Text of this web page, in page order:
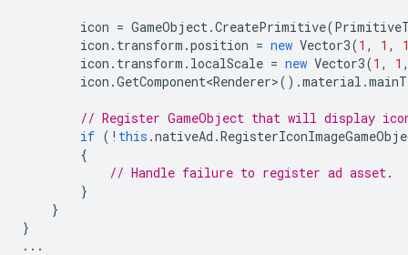
icon = GameObject.CreatePrimitive(
icon . transform .position = new Vector3(1 , 1 ,
icon . transform . localScale = new Vector3(1 , 1
icon .GetComponent<Renderer>().material .
// Register GameObject that will display
if ( ! this .nativeAd .
{
// Handle failure to register ad asset.
}
}
}
...